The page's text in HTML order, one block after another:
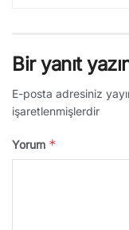
Bir yanıt
E-posta adresiniz
işaretlenmişlerdir
Yorum *